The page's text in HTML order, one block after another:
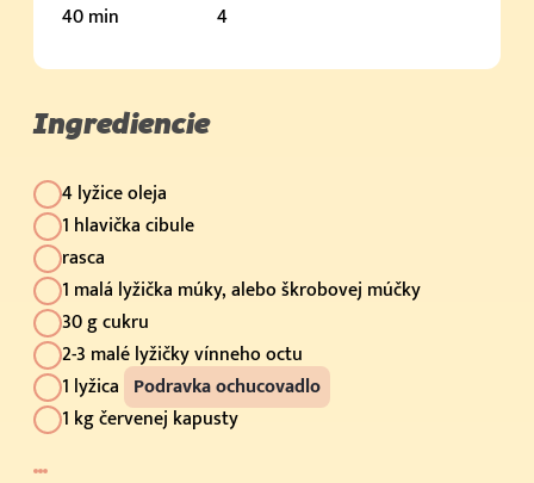
40 min 4
Ingrediencie
4 lyžice oleja
1 hlavička cibule
rasca
1 malá lyžička múky, alebo škrobovej múčky
30 g cukru
2-3 malé lyžičky vínneho octu
1 lyžica Podravka ochucovadlo
1 kg červenej kapusty